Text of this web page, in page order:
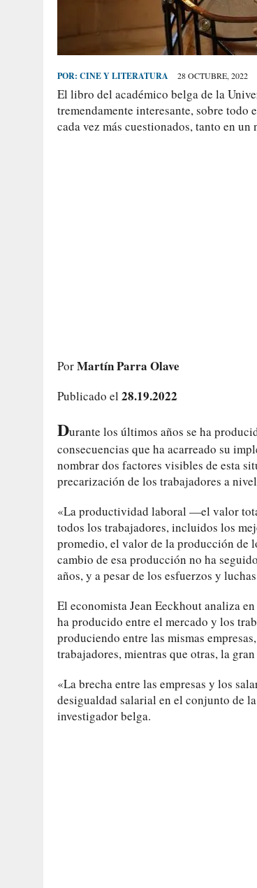
POR: CINE Y LITERATURA 28 OCTUBRE, 2022
El libro del académico belga de la
tremendamente interesante, sobre todo
cada vez más cuestionados, tanto en
PorMartín Parra Olave
Publicado el 28.19.2022
Durante los últimos años se ha
consecuencias que ha acarreado su
nombrar dos factores visibles de esta
precarización de los trabajadores a
«La productividad laboral —el valor
todos los trabajadores, incluidos los
promedio, el valor de la producción de
cambio de esa producción no ha
años, y a pesar de los esfuerzos y
El economista Jean Eeckhout analiza
ha producido entre el mercado y los
produciendo entre las mismas
trabajadores, mientras que otras, la
«La brecha entre las empresas y los
desigualdad salarial en el conjunto de
investigador belga.